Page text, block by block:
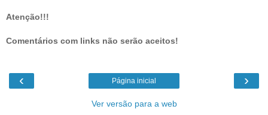
Atenção!!!
Comentários com links não serão aceitos!
‹ ›
Página inicial
Ver versão para a web